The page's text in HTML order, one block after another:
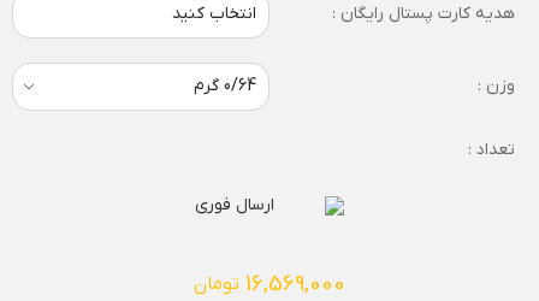
هدیه کارت پستال رایگان : انتخاب کنید
وزن :
تعداد :
ارسال فوری
16,569,000 تومان